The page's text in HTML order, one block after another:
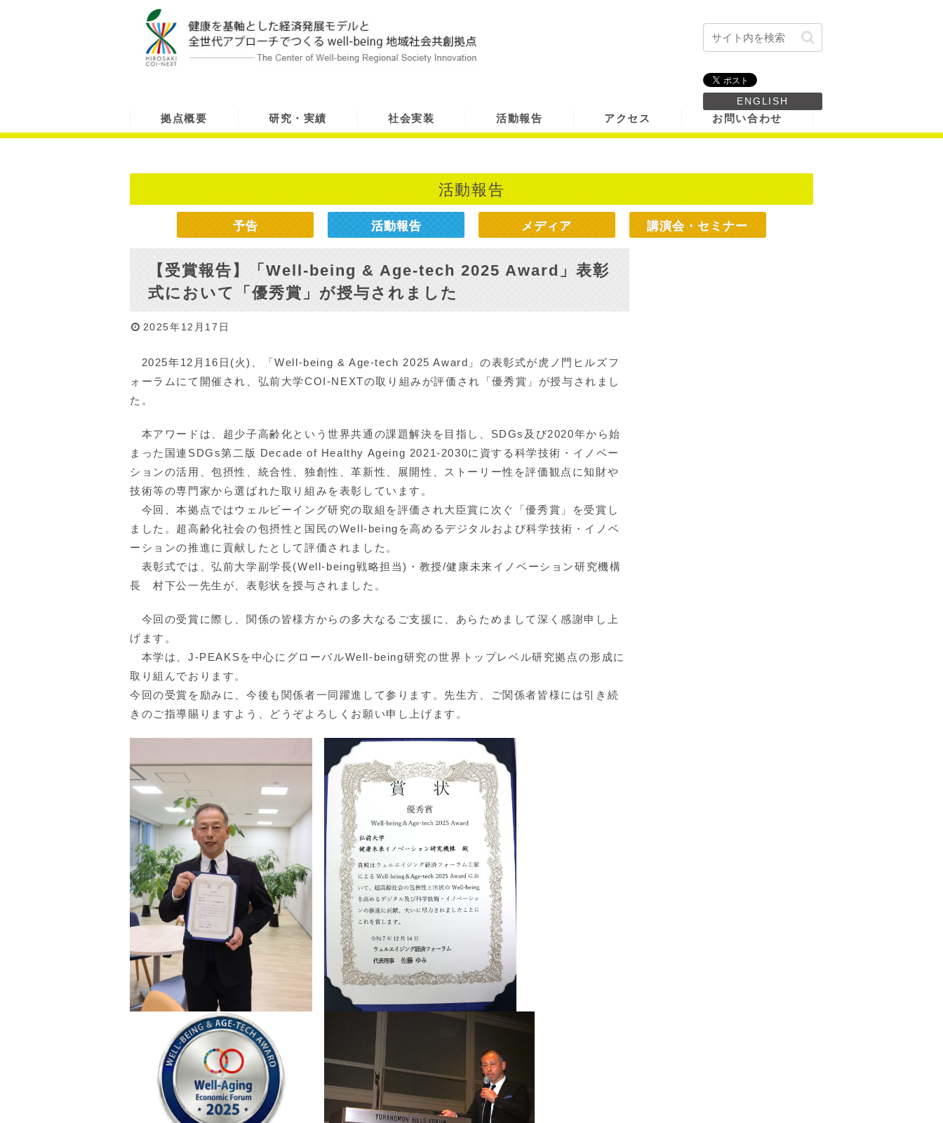
ENGLISH
拠点概要 研究・実績 社会実装 活動報告 アクセス お問い合わせ
活動報告
予告 活動報告 メディア 講演会・セミナー
【受賞報告】「Well-being & Age-tech 2025 Award」表彰
式において「優秀賞」が授与されました
2025年12月17日
2025年12月16日(火)、「Well-being & Age-tech 2025 Award」の表彰式が虎ノ門ヒルズフ
ォーラムにて開催され、弘前大学COI-NEXTの取り組みが評価され「優秀賞」が授与されまし
た。
本アワードは、超少子高齢化という世界共通の課題解決を目指し、SDGs及び2020年から始
まった国連SDGs第二版 Decade of Healthy Ageing 2021-2030に資する科学技術・イノベー
ションの活用、包摂性、統合性、独創性、革新性、展開性、ストーリー性を評価観点に知財や
技術等の専門家から選ばれた取り組みを表彰しています。
今回、本拠点ではウェルビーイング研究の取組を評価され大臣賞に次ぐ「優秀賞」を受賞し
ました。超高齢化社会の包摂性と国民のWell-beingを高めるデジタルおよび科学技術・イノベ
ーションの推進に貢献したとして評価されました。
表彰式では、弘前大学副学長(Well-being戦略担当)・教授/健康未来イノベーション研究機構
長 村下公一先生が、表彰状を授与されました。
今回の受賞に際し、関係の皆様方からの多大なるご支援に、あらためまして深く感謝申し上
げます。
本学は、J-PEAKSを中心にグローバルWell-being研究の世界トップレベル研究拠点の形成に
取り組んでおります。
今回の受賞を励みに、今後も関係者一同躍進して参ります。先生方、ご関係者皆様には引き続
きのご指導賜りますよう、どうぞよろしくお願い申し上げます。